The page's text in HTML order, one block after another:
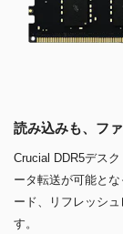
読み込みも、フ
Crucial DDR5デス
ータ転送が可能と
ード、リフレッシ
す。